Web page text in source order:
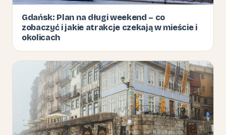
Gdańsk: Plan na długi weekend – co
zobaczyć i jakie atrakcje czekają w mieście i
okolicach